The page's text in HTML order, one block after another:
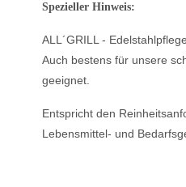
Spezieller Hinweis:
ALL´GRILL -
Auch bestens für unsere
geeignet.
Entspricht den
Lebensmittel- und